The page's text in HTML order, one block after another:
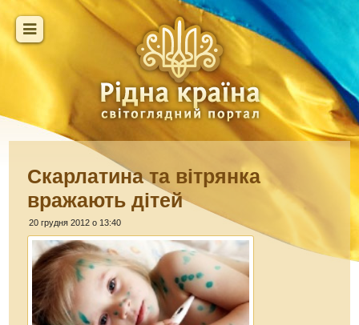
Скарлатина та вітрянка
вражають дітей
20 грудня 2012 о 13:40